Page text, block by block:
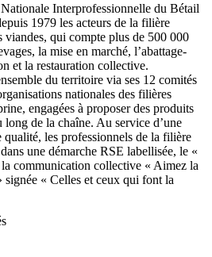
Interprofessionnelle du Bétail
1979 les acteurs de la filière
viandes, qui compte plus de 500 000
la mise en marché, l’abattage-
et la restauration collective.
du territoire via ses 12 comités
nationales des filières
engagées à proposer des produits
de la chaîne. Au service d’une
qualité, les professionnels de la filière
une démarche RSE labellisée, le «
communication collective « Aimez la
« Celles et ceux qui font la